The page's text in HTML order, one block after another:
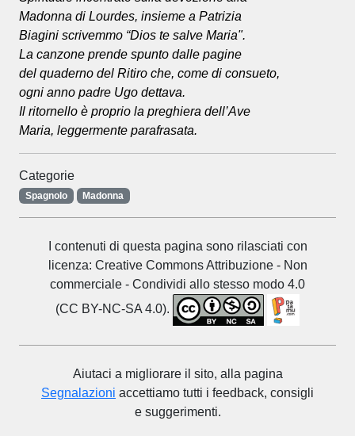
Madonna di Lourdes, insieme a Patrizia
Biagini scrivemmo “Dios te salve Maria".
La canzone prende spunto dalle pagine
del quaderno del Ritiro che, come di consueto,
ogni anno padre Ugo dettava.
Il ritornello è proprio la preghiera dell’Ave
Maria, leggermente parafrasata.
Categorie
Spagnolo Madonna
I contenuti di questa pagina sono rilasciati con
licenza: Creative Commons Attribuzione - Non
commerciale - Condividi allo stesso modo 4.0
(CC BY-NC-SA 4.0).
Aiutaci a migliorare il sito, alla pagina
Segnalazioni accettiamo tutti i feedback, consigli
e suggerimenti.